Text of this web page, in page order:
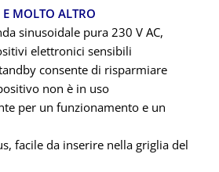
MOLTO ALTRO
sinusoidale pura 230 V AC,
elettronici sensibili
consente di risparmiare
non è in uso
per un funzionamento e un
facile da inserire nella griglia del